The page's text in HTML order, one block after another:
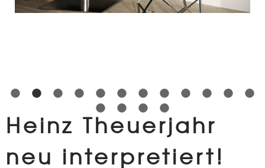
Heinz Theuerjahr
neu interpretiert!